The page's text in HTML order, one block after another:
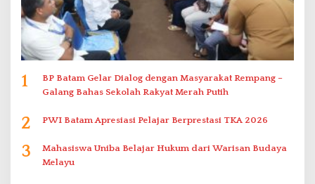
1
BP Batam Gelar Dialog dengan Masyarakat Rempang –
Galang Bahas Sekolah Rakyat Merah Putih
2 PWI Batam Apresiasi Pelajar Berprestasi TKA 2026
3
Mahasiswa Uniba Belajar Hukum dari Warisan Budaya
Melayu